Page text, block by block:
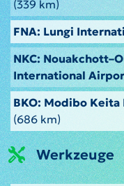
(339 km)
FNA: Lungi
NKC:
International
BKO: Modibo
(686 km)
Werkzeuge